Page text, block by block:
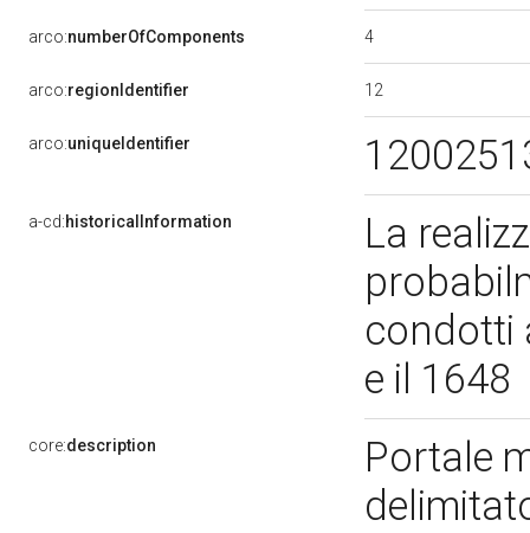
arco:numberOfComponents 4
arco:regionIdentifier 12
arco:uniqueIdentifier
a-cd:historicalInformation
La
condotti
e il 1648
core:description
Portale